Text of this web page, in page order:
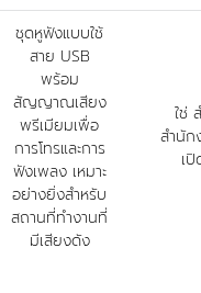
ชุดหูฟังแบบใช้
สาย USB
พร้อม
สัญญาณเสียง
พรีเมียมเพื่อ
การโทรและการ
ฟังเพลง เหมาะ
อย่างยิ่งสำหรับ
สถานที่ทำงานที่
มีเสียงดัง
ใช่
สำนัก
เ